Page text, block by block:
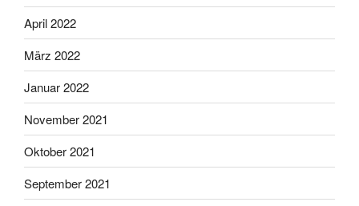
April 2022
März 2022
Januar 2022
November 2021
Oktober 2021
September 2021